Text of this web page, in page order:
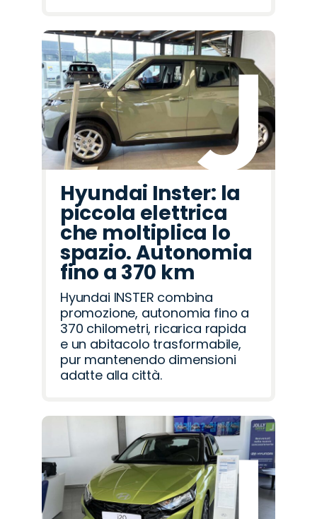
Hyundai Inster: la
piccola elettrica
che moltiplica lo
spazio. Autonomia
fino a 370 km
Hyundai INSTER combina
promozione, autonomia fino a
370 chilometri, ricarica rapida
e un abitacolo trasformabile,
pur mantenendo dimensioni
adatte alla città.